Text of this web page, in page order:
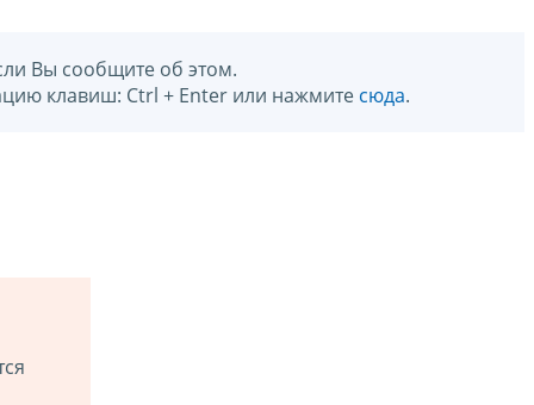
Вы сообщите об этом.
клавиш: Ctrl + Enter или нажмите сюда.